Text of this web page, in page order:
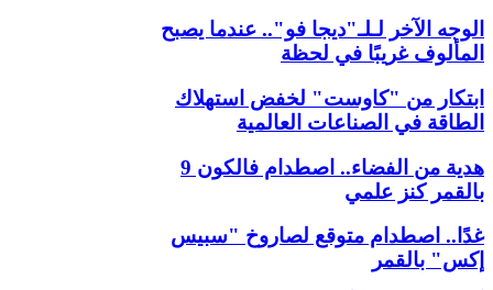
الوجه الآخر لـلـ"ديجا فو".. عندما يصبح
المألوف غريبًا في لحظة
ابتكار من "كاوست" لخفض استهلاك
الطاقة في الصناعات العالمية
هدية من الفضاء.. اصطدام فالكون 9
بالقمر كنز علمي
غدًا.. اصطدام متوقع لصاروخ "سبيس
إكس" بالقمر